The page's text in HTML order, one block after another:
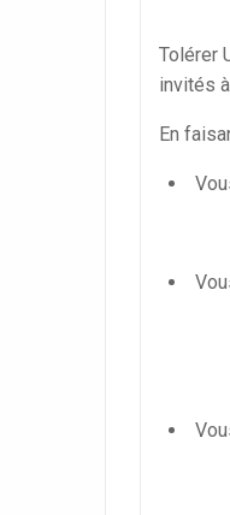
Tolérer
invités
En